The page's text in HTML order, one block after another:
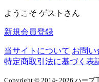
ようこそ ゲストさん
新規会員登録
当サイトについて お問い
特定商取引法に基づく表
Copyright © 2014- 2026 ハーブ